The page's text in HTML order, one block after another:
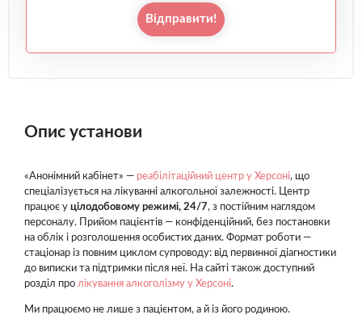
Відправити!
Опис установи
«Анонімний кабінет» — реабілітаційний центр у Херсоні, що
спеціалізується на лікуванні алкогольної залежності. Центр
працює у цілодобовому режимі, 24/7, з постійним наглядом
персоналу. Прийом пацієнтів — конфіденційний, без постановки
на облік і розголошення особистих даних. Формат роботи —
стаціонар із повним циклом супроводу: від первинної діагностики
до виписки та підтримки після неї. На сайті також доступний
розділ про лікування алкоголізму у Херсоні.
Ми працюємо не лише з пацієнтом, а й із його родиною.